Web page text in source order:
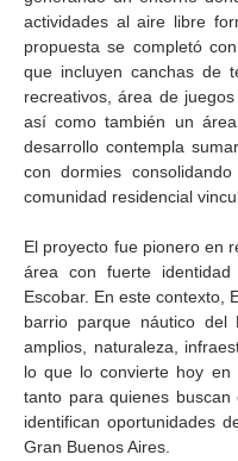
actividades al aire libre
propuesta se completó
que incluyen canchas de
recreativos, área de
así como también un
desarrollo contempla
con dormies
comunidad residencial
El proyecto fue pionero en
área con fuerte
Escobar. En este contexto,
barrio parque náutico del
amplios, naturaleza,
lo que lo convierte hoy en
tanto para quienes
identifican oportunidades
Gran Buenos Aires.